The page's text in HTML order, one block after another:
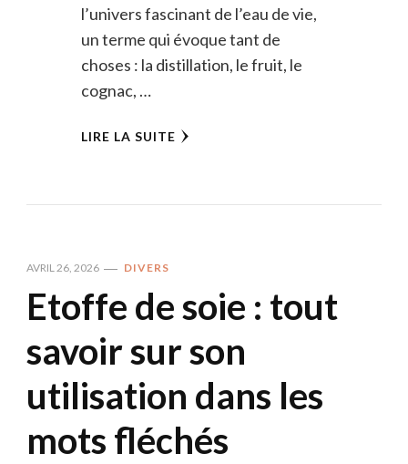
l’univers fascinant de l’eau de vie,
un terme qui évoque tant de
choses : la distillation, le fruit, le
cognac, …
LIRE LA SUITE
AVRIL 26, 2026 DIVERS
Etoffe de soie : tout
savoir sur son
utilisation dans les
mots fléchés